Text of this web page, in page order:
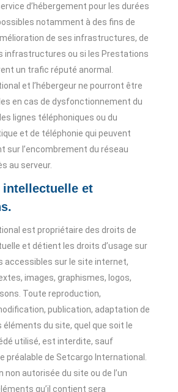
d’hébergement pour les durées
notamment à des fins de
de ses infrastructures, de
infrastructures ou si les Prestations
un trafic réputé anormal.
et l’hébergeur ne pourront être
en cas de dysfonctionnement du
lignes téléphoniques ou du
et de téléphonie qui peuvent
sur l’encombrement du réseau
au serveur.
intellectuelle et
est propriétaire des droits de
et détient les droits d’usage sur
accessibles sur le site internet,
images, graphismes, logos,
Toute reproduction,
publication, adaptation de
du site, quel que soit le
utilisé, est interdite, sauf
préalable de Setcargo International.
autorisée du site ou de l’un
qu’il contient sera